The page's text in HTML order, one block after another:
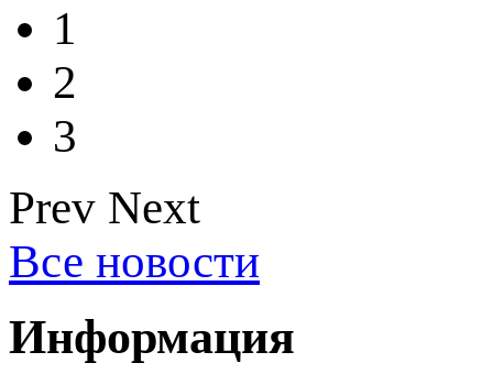
1
2
3
Prev Next
Все новости
Информация